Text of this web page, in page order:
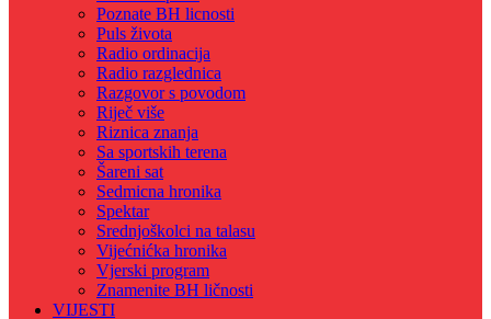
Poznate BH licnosti
Puls života
Radio ordinacija
Radio razglednica
Razgovor s povodom
Riječ više
Riznica znanja
Sa sportskih terena
Šareni sat
Sedmicna hronika
Spektar
Srednjoškolci na talasu
Vijećnićka hronika
Vjerski program
Znamenite BH ličnosti
VIJESTI